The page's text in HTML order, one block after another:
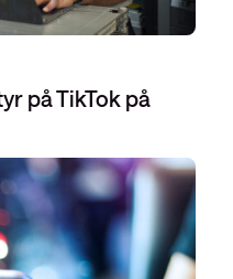
på TikTok på